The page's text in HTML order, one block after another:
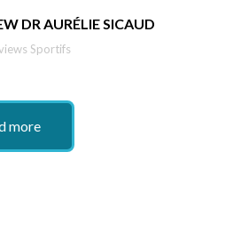
DR AURÉLIE SICAUD
Sportifs
more